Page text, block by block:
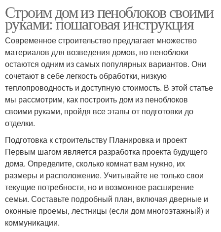
Строим дом из пеноблоков своими
руками: пошаговая инструкция
Современное строительство предлагает множество
материалов для возведения домов, но пеноблоки
остаются одним из самых популярных вариантов. Они
сочетают в себе легкость обработки, низкую
теплопроводность и доступную стоимость. В этой статье
мы рассмотрим, как построить дом из пеноблоков
своими руками, пройдя все этапы от подготовки до
отделки.
Подготовка к строительству Планировка и проект
Первым шагом является разработка проекта будущего
дома. Определите, сколько комнат вам нужно, их
размеры и расположение. Учитывайте не только свои
текущие потребности, но и возможное расширение
семьи. Составьте подробный план, включая дверные и
оконные проемы, лестницы (если дом многоэтажный) и
коммуникации.